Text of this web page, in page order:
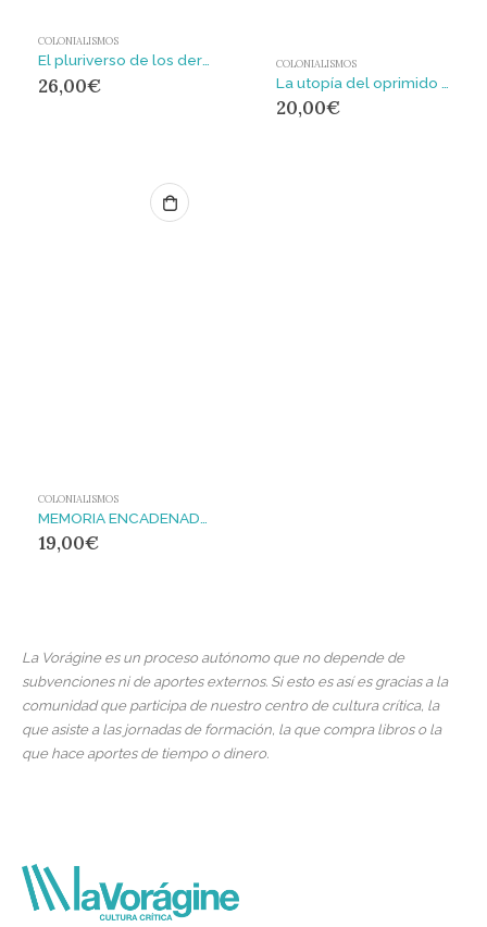
COLONIALISMOS
26,00€
COLONIALISMOS
20,00€
COLONIALISMOS
19,00€
La Vorágine es un proceso autónomo que no depende de
subvenciones ni de aportes externos. Si esto es así es gracias a la
comunidad que participa de nuestro centro de cultura crítica, la
que asiste a las jornadas de formación, la que compra libros o la
que hace aportes de tiempo o dinero.